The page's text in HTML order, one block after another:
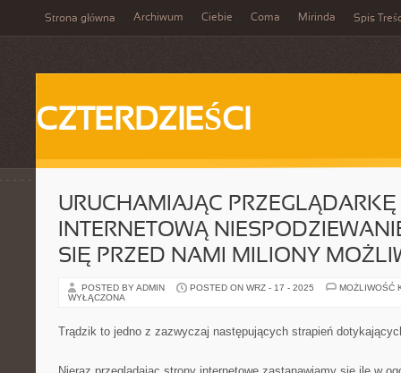
Strona główna Archiwum Ciebie Coma Mirinda Spis
CZTERDZIEŚCI
URUCHAMIAJĄC PRZEGLĄDARKĘ
INTERNETOWĄ
SIĘ PRZED NAMI MILIONY
POSTED BY ADMIN POSTED ON WRZ - 17 - 2025
MOŻLIWOŚĆ
WYŁĄCZONA
Trądzik to jedno z zazwyczaj następujących strapień